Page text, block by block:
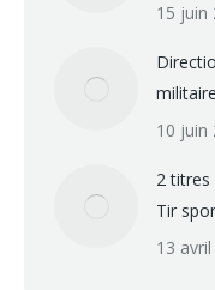
15 juin
militaire
10 juin
2 titres
Tir
13